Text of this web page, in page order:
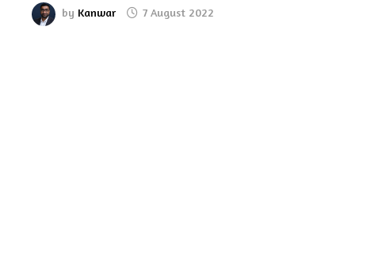
by Kanwar 7 August 2022